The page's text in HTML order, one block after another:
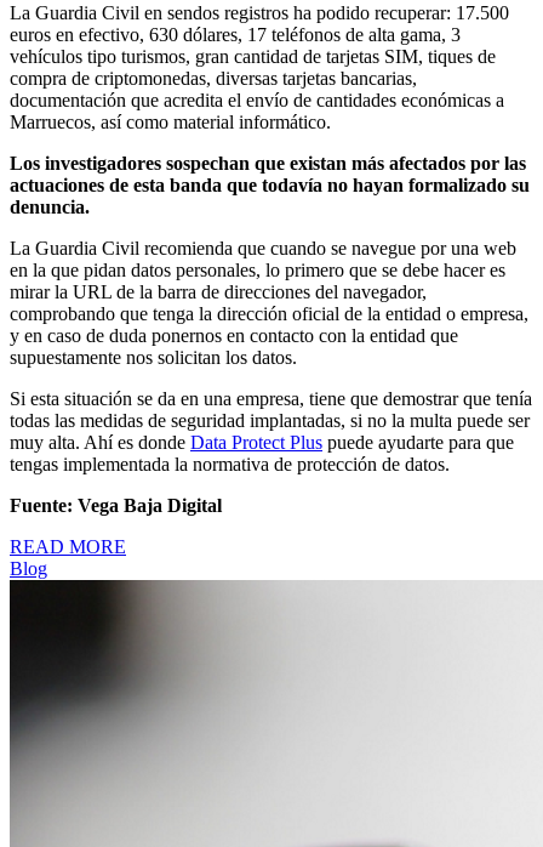
La Guardia Civil en sendos registros ha podido recuperar: 17.500
euros en efectivo, 630 dólares, 17 teléfonos de alta gama, 3
vehículos tipo turismos, gran cantidad de tarjetas SIM, tiques de
compra de criptomonedas, diversas tarjetas bancarias,
documentación que acredita el envío de cantidades económicas a
Marruecos, así como material informático.
Los investigadores sospechan que existan más afectados por las
actuaciones de esta banda que todavía no hayan formalizado su
denuncia.
La Guardia Civil recomienda que cuando se navegue por una web
en la que pidan datos personales, lo primero que se debe hacer es
mirar la URL de la barra de direcciones del navegador,
comprobando que tenga la dirección oficial de la entidad o empresa,
y en caso de duda ponernos en contacto con la entidad que
supuestamente nos solicitan los datos.
Si esta situación se da en una empresa, tiene que demostrar que tenía
todas las medidas de seguridad implantadas, si no la multa puede ser
muy alta. Ahí es donde Data Protect Plus puede ayudarte para que
tengas implementada la normativa de protección de datos.
Fuente: Vega Baja Digital
READ MORE
Blog